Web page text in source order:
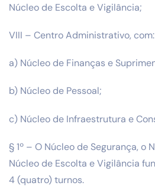
Núcleo de Escolta e Vigilância;
VIII – Centro Administrativo, com:
a) Núcleo de Finanças e
b) Núcleo de Pessoal;
c) Núcleo de Infraestrutura e
§ 1º – O Núcleo de Segurança, o
Núcleo de Escolta e Vigilância
4 (quatro) turnos.